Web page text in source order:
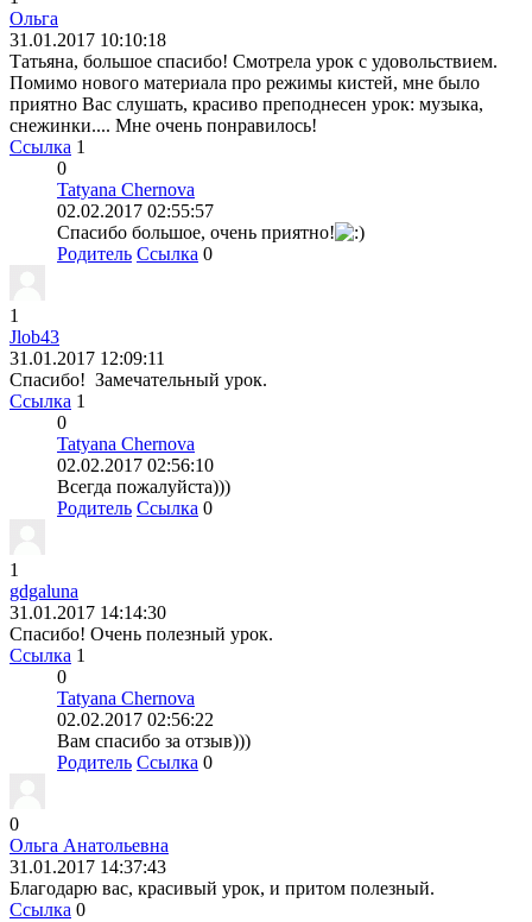
Ольга
31.01.2017 10:10:18
Татьяна, большое спасибо! Смотрела урок с удовольствием.
Помимо нового материала про режимы кистей, мне было
приятно Вас слушать, красиво преподнесен урок: музыка,
снежинки.... Мне очень понравилось!
Ссылка 1
Tatyana Chernova
02.02.2017 02:55:57
Спасибо большое, очень приятно!
Родитель Ссылка 0
Jlob43
31.01.2017 12:09:11
Спасибо! Замечательный урок.
Ссылка 1
Tatyana Chernova
02.02.2017 02:56:10
Всегда пожалуйста)))
Родитель Ссылка 0
gdgaluna
31.01.2017 14:14:30
Спасибо! Очень полезный урок.
Ссылка 1
Tatyana Chernova
02.02.2017 02:56:22
Вам спасибо за отзыв)))
Родитель Ссылка 0
Ольга Анатольевна
31.01.2017 14:37:43
Благодарю вас, красивый урок, и притом полезный.
Ссылка 0